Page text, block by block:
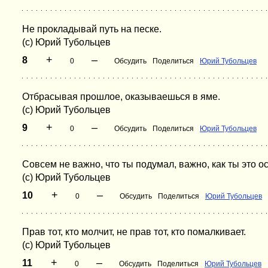
Не прокладывай путь на песке.
(с) Юрий Тубольцев
8
+ 0 – Обсудить Поделиться Юрий Тубольцев
Отбрасывая прошлое, оказываешься в яме.
(с) Юрий Тубольцев
9
+ 0 – Обсудить Поделиться Юрий Тубольцев
Совсем не важно, что ты подумал, важно, как ты это
(с) Юрий Тубольцев
10
+ 0 – Обсудить Поделиться Юрий Тубольцев
Прав тот, кто молчит, не прав тот, кто помалкивает.
(с) Юрий Тубольцев
11
+ 0 – Обсудить Поделиться Юрий Тубольцев